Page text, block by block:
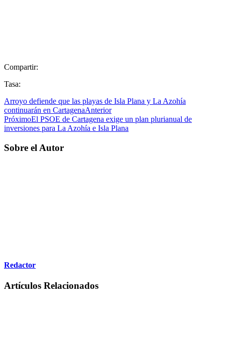
Compartir:
Tasa:
Arroyo defiende que las playas de Isla Plana y La Azohía
continuarán en CartagenaAnterior
PróximoEl PSOE de Cartagena exige un plan plurianual de
inversiones para La Azohía e Isla Plana
Sobre el Autor
Redactor
Artículos Relacionados